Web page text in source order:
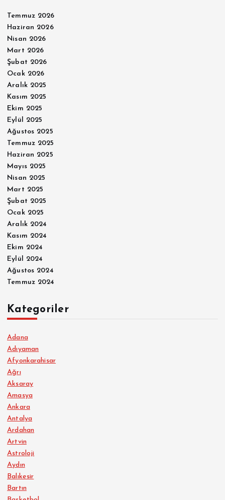
Temmuz 2026
Haziran 2026
Nisan 2026
Mart 2026
Şubat 2026
Ocak 2026
Aralık 2025
Kasım 2025
Ekim 2025
Eylül 2025
Ağustos 2025
Temmuz 2025
Haziran 2025
Mayıs 2025
Nisan 2025
Mart 2025
Şubat 2025
Ocak 2025
Aralık 2024
Kasım 2024
Ekim 2024
Eylül 2024
Ağustos 2024
Temmuz 2024
Kategoriler
Adana
Adıyaman
Afyonkarahisar
Ağrı
Aksaray
Amasya
Ankara
Antalya
Ardahan
Artvin
Astroloji
Aydın
Balıkesir
Bartın